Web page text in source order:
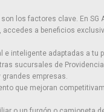
los factores clave. En
a beneficios
e inteligente adaptadas a tu
sucursales de
empresas.
que mejoran